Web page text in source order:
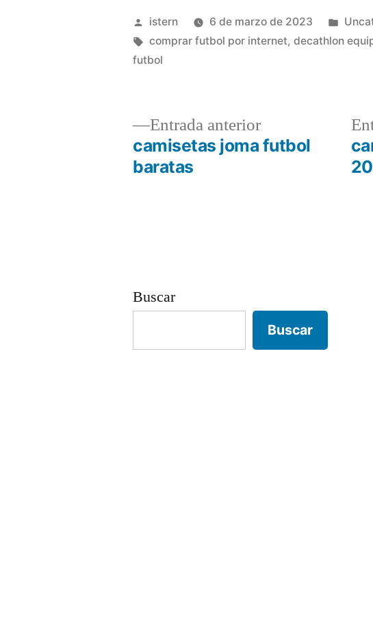
Publicado
por
istern 6 de marzo de 2023
en
Etiquetas:
comprar futbol por internet,decathlon
futbol
Navegación
Entrada anteriorEntrada
anterior:
camisetas joma futbol
baratas
Buscar
Buscar